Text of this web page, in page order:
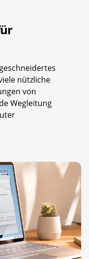
nützliche
von
Wegleitung